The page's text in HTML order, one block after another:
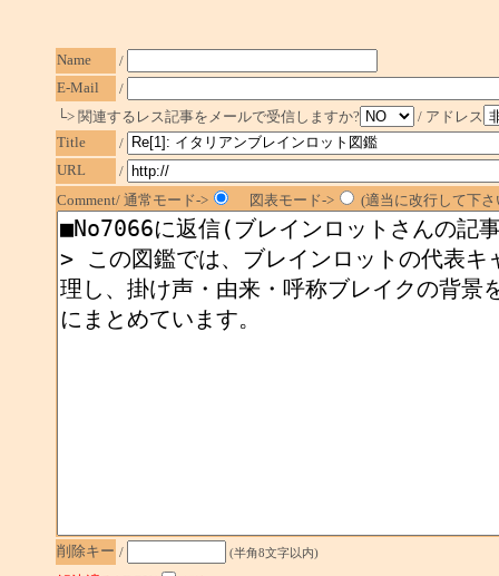
Name
/
E-Mail
/
└> 関連するレス記事をメールで受信しますか?
/ アドレス
Title
/
URL
/
Comment/ 通常モード->
図表モード-> (適当に改行して下
削除キー / (半角8文字以内)